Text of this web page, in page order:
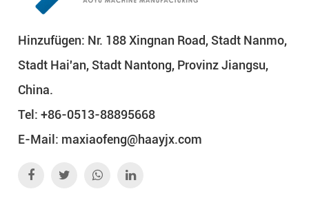
Hinzufügen: Nr. 188 Xingnan Road, Stadt Nanmo,
Stadt Hai'an, Stadt Nantong, Provinz Jiangsu,
China.
Tel: +86-0513-88895668
E-Mail: maxiaofeng@haayjx.com